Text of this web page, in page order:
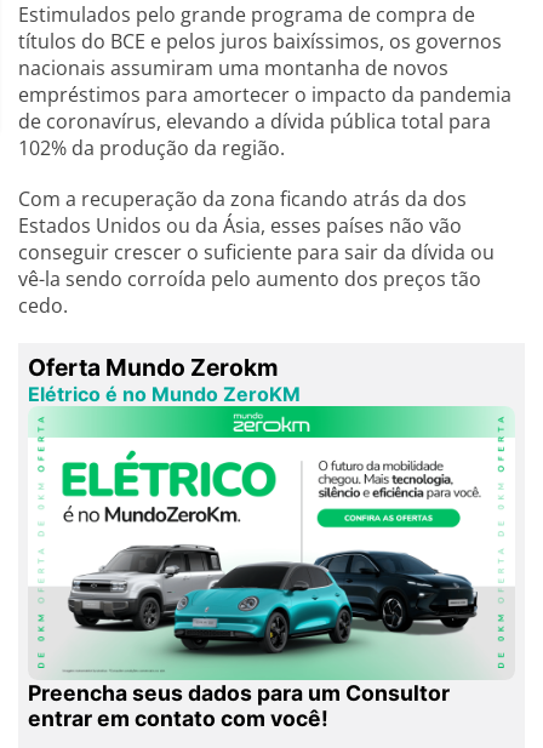
Estimulados pelo grande programa de compra de
títulos do BCE e pelos juros baixíssimos, os governos
nacionais assumiram uma montanha de novos
empréstimos para amortecer o impacto da pandemia
de coronavírus, elevando a dívida pública total para
102% da produção da região.
Com a recuperação da zona ficando atrás da dos
Estados Unidos ou da Ásia, esses países não vão
conseguir crescer o suficiente para sair da dívida ou
vê-la sendo corroída pelo aumento dos preços tão
cedo.